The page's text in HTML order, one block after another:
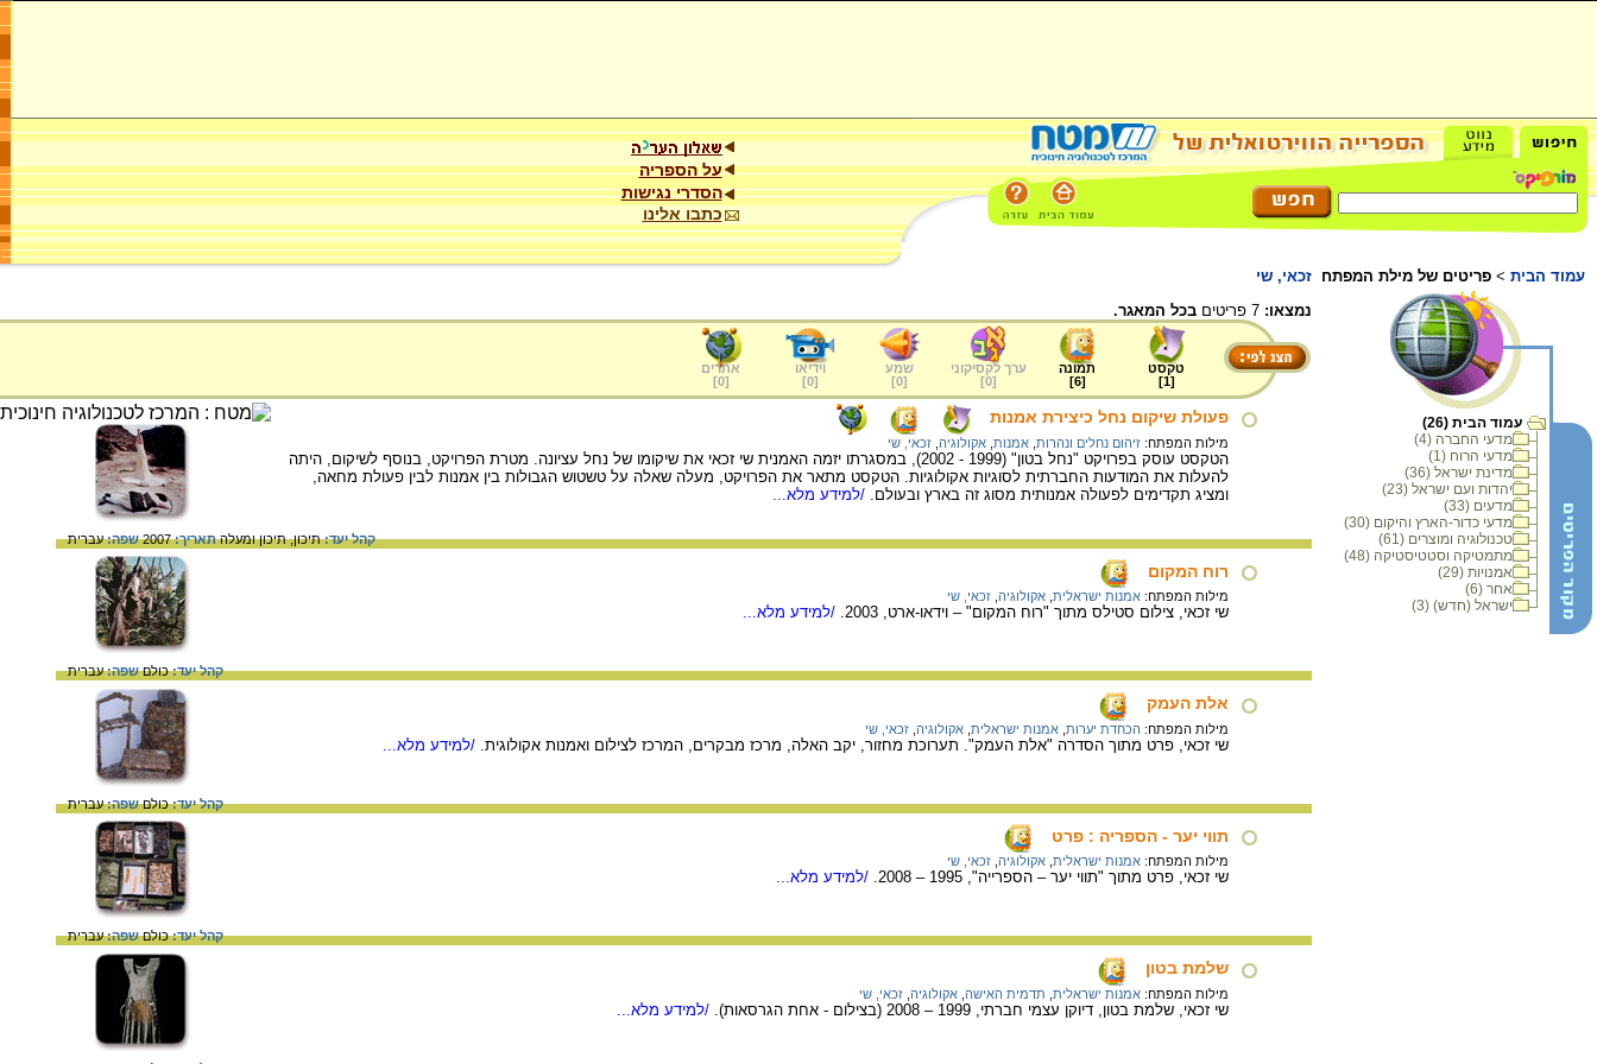
על הספריה
הסדרי נגישות
כתבו אלינו
עמוד הבית > פריטים של מילת המפתח זכאי, שי
עמוד הבית (26)
מדעי החברה (4)
מדעי הרוח (1)
מדינת ישראל (36)
יהדות ועם ישראל (23)
מדעים (33)
מדעי כדור-הארץ והיקום (30)
טכנולוגיה ומוצרים (61)
מתמטיקה וסטטיסטיקה (48)
אמנויות (29)
אחר (6)
ישראל (חדש) (3)
נמצאו: בכל המאגר.
טקסט
[
1
]
תמונה
[
6
]
ערך לקסיקוני
[
0
]
שמע
[
0
]
וידיאו
[
0
]
אתרים
[
0
]
פעולת שיקום נחל כיצירת אמנות
מילות המפתח: זיהום נחלים ונהרות אמנות אקולוגיה זכאי, שי
הטקסט עוסק בפרויקט "נחל בטון" (1999 - 2002), במסגרתו יזמה האמנית שי זכאי את שיקומו של נחל עציונה. מטרת הפרויקט, בנוסף לשיקום, היתה
להעלות את המודעות החברתית לסוגיות אקולוגיות. הטקסט מתאר את הפרויקט, מעלה שאלה על טשטוש הגבולות בין אמנות לבין פעולת מחאה,
ומציג תקדימים לפעולה אמנותית מסוג זה בארץ ובעולם. /למידע מלא...
קהל יעד:תיכון,תיכון ומעלהתאריך:2007 שפה:עברית
רוח המקום
מילות המפתח: אמנות ישראלית אקולוגיה זכאי, שי
שי זכאי, צילום סטילס מתוך "רוח המקום" – וידאו-ארט, 2003. /למידע מלא...
קהל יעד:כולםשפה:עברית
אלת העמק
מילות המפתח: הכחדת יערות אמנות ישראלית אקולוגיה זכאי, שי
שי זכאי, פרט מתוך הסדרה "אלת העמק". תערוכת מחזור, יקב האלה, מרכז מבקרים, המרכז לצילום ואמנות אקולוגית. /למידע מלא...
קהל יעד:כולםשפה:עברית
תווי יער - הספריה : פרט
מילות המפתח: אמנות ישראלית אקולוגיה זכאי, שי
שי זכאי, פרט מתוך "תווי יער – הספרייה", 1995 – 2008. /למידע מלא...
קהל יעד:כולםשפה:עברית
שלמת בטון
מילות המפתח: אמנות ישראלית תדמית האישה אקולוגיה זכאי, שי
שי זכאי, שלמת בטון, דיוקן עצמי חברתי, 1999 – 2008 (בצילום - אחת הגרסאות). /למידע מלא...